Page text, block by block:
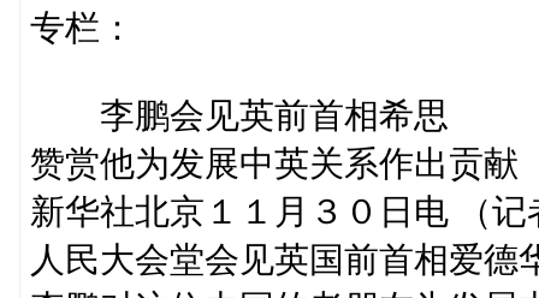
专栏：
李鹏会见英前首相希思
赞赏他为发展中英关系作出贡献
新华社北京１１月３０日电 （
人民大会堂会见英国前首相爱德